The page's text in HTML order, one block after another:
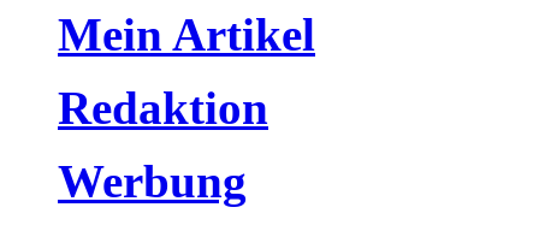
Mein Artikel
Redaktion
Werbung